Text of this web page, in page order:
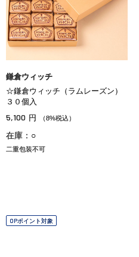
鎌倉ウィッチ
☆鎌倉ウィッチ（ラムレーズン）
３０個入
5,100 円 （8%税込）
在庫：○
二重包装不可
OPポイント対象